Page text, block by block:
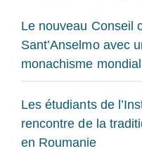
Le nouveau Conseil
Sant’Anselmo avec
monachisme mondial
Les étudiants de
rencontre de la
en Roumanie